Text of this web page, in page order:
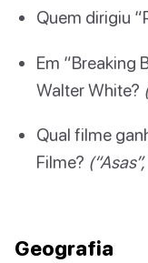
Quem dirigiu
Em “Breaking
Walter White?
Qual filme
Filme?
Geografia